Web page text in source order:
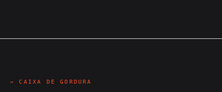
→ CAIXA DE GORDURA